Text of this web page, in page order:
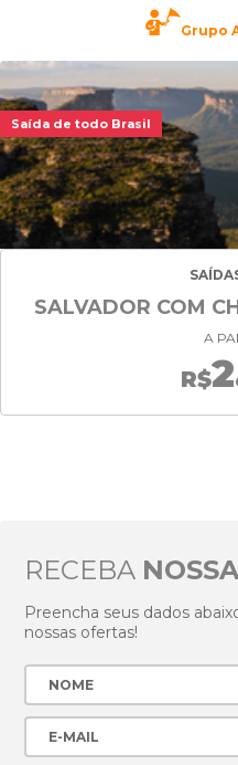
Grupo
Saída de todo Brasil
SALVADOR COM
A
R$
RECEBA
Preencha seus dados
nossas ofertas!